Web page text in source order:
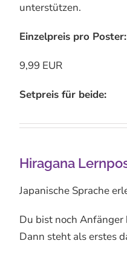
unterstützen.
Einzelpreis pro Poster:
9,99 EUR
Setpreis für beide:
Hiragana
Japanische Sprache
Du bist noch Anfänger
Dann steht als erstes